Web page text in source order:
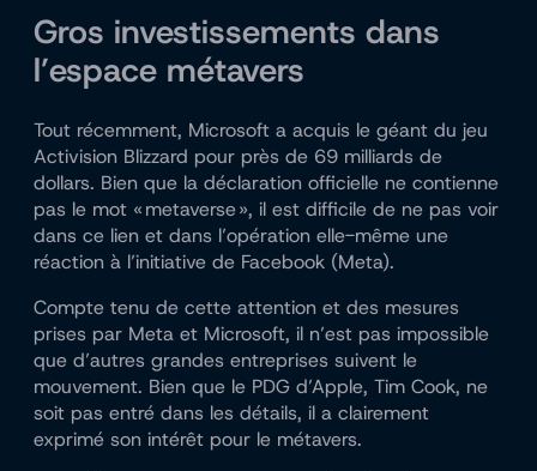
Gros investissements dans
l’espace métavers
Tout récemment, Microsoft a acquis le géant du jeu
Activision Blizzard pour près de 69 milliards de
dollars. Bien que la déclaration officielle ne contienne
pas le mot « metaverse », il est difficile de ne pas voir
dans ce lien et dans l’opération elle-même une
réaction à l’initiative de Facebook (Meta).
Compte tenu de cette attention et des mesures
prises par Meta et Microsoft, il n’est pas impossible
que d’autres grandes entreprises suivent le
mouvement. Bien que le PDG d’Apple, Tim Cook, ne
soit pas entré dans les détails, il a clairement
exprimé son intérêt pour le métavers.